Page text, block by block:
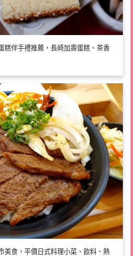
糕伴手禮推薦，長崎加壽蛋糕、茶香
美食，平價日式料理小菜、飲料、熱